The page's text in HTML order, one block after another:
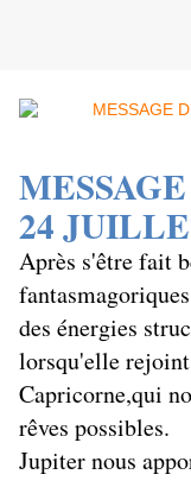
24
Après s'être fait
des énergies
lorsqu'elle
Capricorne,qui
rêves possibles.
Jupiter nous